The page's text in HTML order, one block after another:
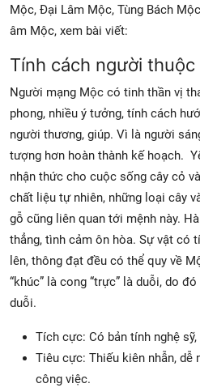
Mộc, Đại Lâm Mộc, Tùng Bách
âm Mộc, xem bài viết:
Tính cách người
Người mạng Mộc có tinh thần vị
phong, nhiều ý tưởng, tính cách
người thương, giúp. Vì là người
tượng hơn hoàn thành kế hoạch.
nhận thức cho cuộc sống cây cỏ
chất liệu tự nhiên, những loại cây
gỗ cũng liên quan tới mệnh này.
thẳng, tình cảm ôn hòa. Sự vật có
lên, thông đạt đều có thể quy về
“khúc” là cong “trực” là duỗi, do
duỗi.
Tích cực: Có bản tính nghệ
Tiêu cực: Thiếu kiên nhẫn, dễ
công việc.